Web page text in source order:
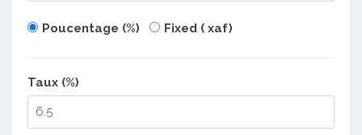
Poucentage (%) Fixed ( xaf)
Taux (%)